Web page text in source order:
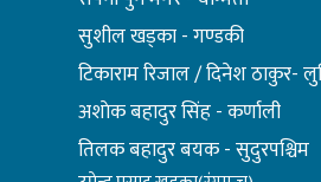
सुशील खड्का - गण्डकी
टिकाराम रिजाल / दिनेश ठाकुर-
अशाेक बहादुर सिंह - कर्णाली
तिलक बहादुर बयक - सुदुरपश्चिम